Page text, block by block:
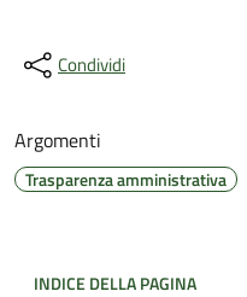
Condividi
Argomenti
Trasparenza amministrativa
INDICE DELLA PAGINA